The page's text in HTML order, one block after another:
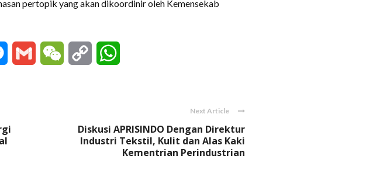
pertopik yang akan dikoordinir oleh Kemensekab
Messenger
Gmail WeChat Copy
Next Article
Diskusi APRISINDO Dengan Direktur
Industri Tekstil, Kulit dan Alas Kaki
Kementrian Perindustrian